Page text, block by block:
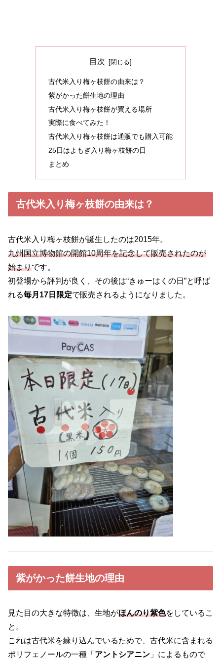
目次
古代米入り梅ヶ枝餅の由来は？
紫がかった餅生地の理由
古代米入り梅ヶ枝餅が買える場所
実際に食べてみた！
古代米入り梅ヶ枝餅は通販でも購入可能
25日はよもぎ入り梅ヶ枝餅の日
まとめ
古代米入り梅ヶ枝餅の由来は？
古代米入り梅ヶ枝餅が誕生したのは2015年。
九州国立博物館の開館10周年を記念して販売されたのが
始まりです。
初登場から評判が良く、その後は“きゅーはくの日”と呼ば
れる毎月17日限定で販売されるようになりました。
紫がかった餅生地の理由
見た目の大きな特徴は、生地がほんのり紫色をしているこ
と。
これは古代米を練り込んでいるためで、古代米に含まれる
ポリフェノールの一種「 アントシアニン 」によるもので